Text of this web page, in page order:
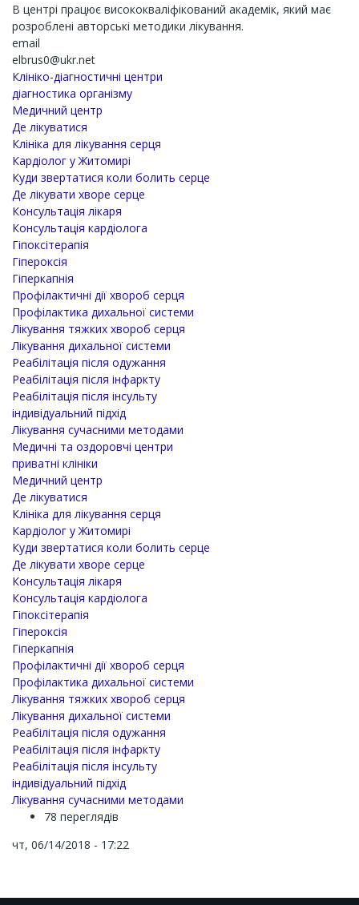
В центрі працює висококваліфікований академік, який має
розроблені авторські методики лікування.
email
elbrus0@ukr.net
Клініко-діагностичні центри
діагностика організму
Медичний центр
Де лікуватися
Клініка для лікування серця
Кардіолог у Житомирі
Куди звертатися коли болить серце
Де лікувати хворе серце
Консультація лікаря
Консультація кардіолога
Гіпоксітерапія
Гіпероксія
Гіперкапнія
Профілактичні дії хвороб серця
Профілактика дихальної системи
Лікування тяжких хвороб серця
Лікування дихальної системи
Реабілітація після одужання
Реабілітація після інфаркту
Реабілітація після інсульту
індивідуальний підхід
Лікування сучасними методами
Медичні та оздоровчі центри
приватні клініки
Медичний центр
Де лікуватися
Клініка для лікування серця
Кардіолог у Житомирі
Куди звертатися коли болить серце
Де лікувати хворе серце
Консультація лікаря
Консультація кардіолога
Гіпоксітерапія
Гіпероксія
Гіперкапнія
Профілактичні дії хвороб серця
Профілактика дихальної системи
Лікування тяжких хвороб серця
Лікування дихальної системи
Реабілітація після одужання
Реабілітація після інфаркту
Реабілітація після інсульту
індивідуальний підхід
Лікування сучасними методами
78 переглядів
чт, 06/14/2018 - 17:22